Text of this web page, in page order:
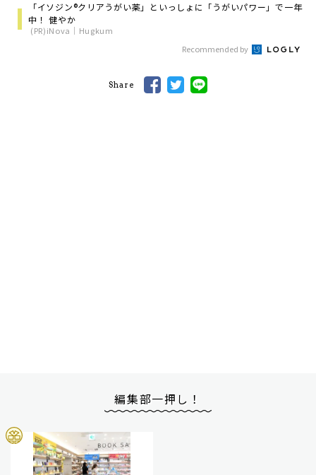
「イソジン®クリアうがい薬」といっしょに「うがいパワー」で一年
中！ 健やか
(PR)iNova｜Hugkum
Recommended by
Share
編集部一押し！